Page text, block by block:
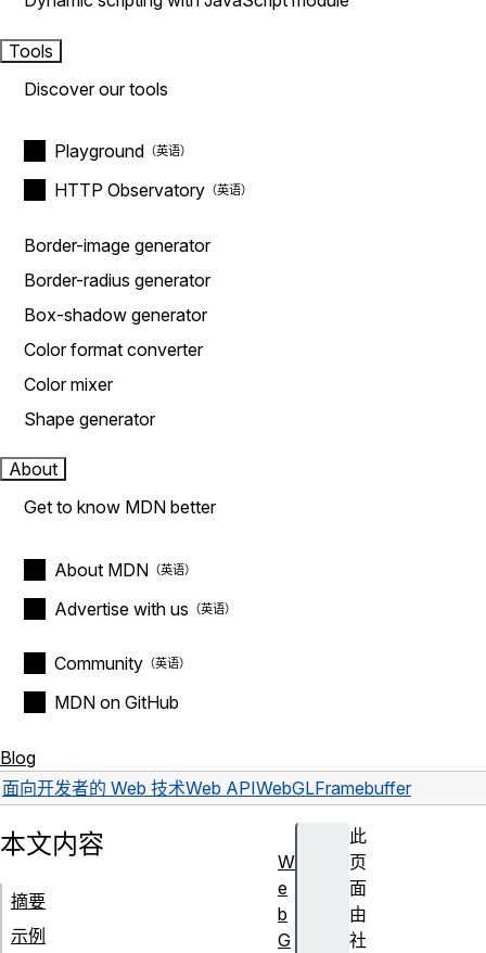
Tools
Discover our tools
Playground
HTTP Observatory
Border-image generator
Border-radius generator
Box-shadow generator
Color format converter
Color mixer
Shape generator
About
Get to know MDN better
About MDN
Advertise with us
Community
MDN on GitHub
Blog
面向开发者的 Web 技术Web APIWebGLFramebuffer
此
页
面
由
社
本文内容
摘要
示例
W
e
b
G